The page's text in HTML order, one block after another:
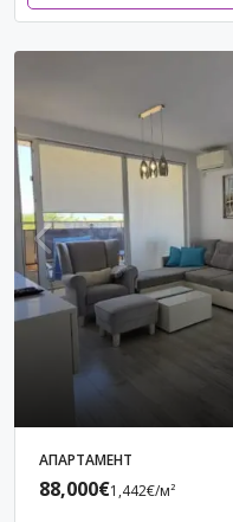
АПАРТАМЕНТ
88,000€1,442€/м²